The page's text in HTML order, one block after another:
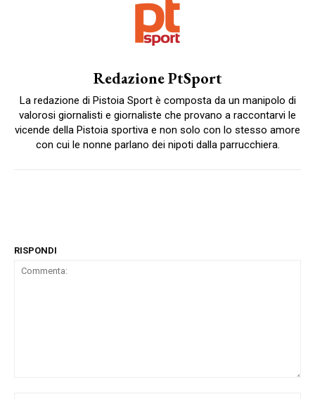
Redazione PtSport
La redazione di Pistoia Sport è composta da un manipolo di
valorosi giornalisti e giornaliste che provano a raccontarvi le
vicende della Pistoia sportiva e non solo con lo stesso amore
con cui le nonne parlano dei nipoti dalla parrucchiera.
RISPONDI